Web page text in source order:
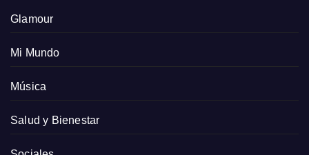
Glamour
Mi Mundo
Música
Salud y Bienestar